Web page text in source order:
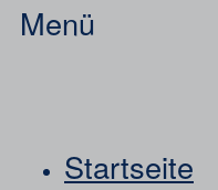
Menü
Startseite